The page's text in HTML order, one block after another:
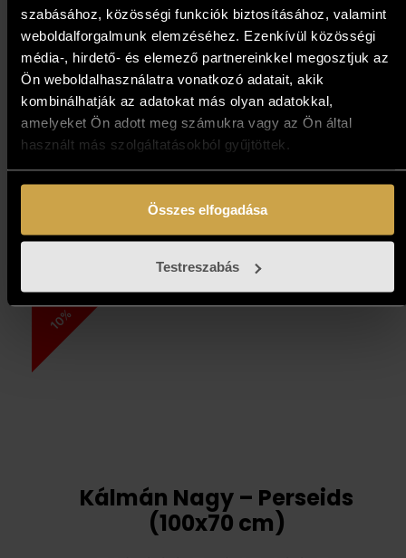
szabásához, közösségi funkciók biztosításához, valamint
weboldalforgalmunk elemzéséhez. Ezenkívül közösségi
média-, hirdető- és elemező partnereinkkel megosztjuk az
Ön weboldalhasználatra vonatkozó adatait, akik
kombinálhatják az adatokat más olyan adatokkal,
amelyeket Ön adott meg számukra vagy az Ön által
használt más szolgáltatásokból gyűjtöttek.
Összes elfogadása
Testreszabás
Klára Bán – Anna (38 cm)
193 000Ft 173 700Ft
Add to cart
10%
Kálmán Nagy – Perseids
(100x70 cm)